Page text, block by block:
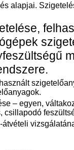
alapjai.
– egyen,
csillapodó